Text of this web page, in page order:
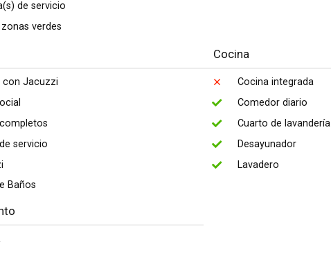
de servicio
verdes
con Jacuzzi
servicio
Baños
Cocina
Cocina integrada
Comedor diario
Cuarto de lavandería
Desayunador
Lavadero